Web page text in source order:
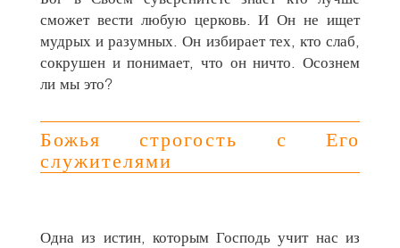
сможет вести любую церковь. И Он не ищет
мудрых и разумных. Он избирает тех, кто слаб,
сокрушен и понимает, что он ничто. Осознем
ли мы это?
Божья строгость с Его
служителями
Одна из истин, которым Господь учит нас из